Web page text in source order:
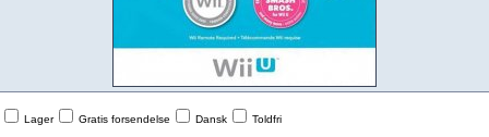
Lager Gratis forsendelse Dansk Toldfri